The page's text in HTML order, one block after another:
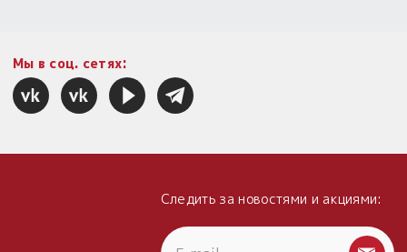
Мы в соц. сетях:
Следить за новостями и акциями: